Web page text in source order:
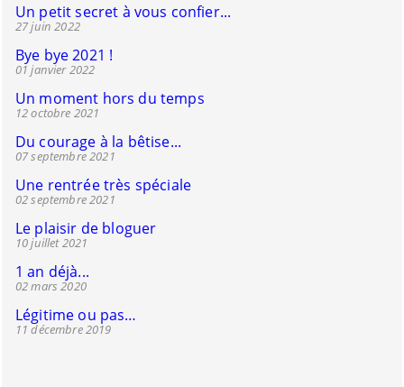
Un petit secret à vous confier...
27 juin 2022
Bye bye 2021 !
01 janvier 2022
Un moment hors du temps
12 octobre 2021
Du courage à la bêtise...
07 septembre 2021
Une rentrée très spéciale
02 septembre 2021
Le plaisir de bloguer
10 juillet 2021
1 an déjà...
02 mars 2020
Légitime ou pas…
11 décembre 2019